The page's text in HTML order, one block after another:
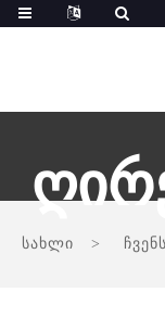
სახლი